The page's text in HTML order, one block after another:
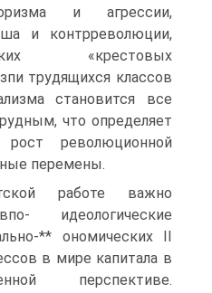
и агрессии,
и контрреволюции,
«крестовых
трудящихся классов
становится все
что определяет
революционной
перемены.
работе важно
идеологические
** ономических II
в мире капитала в
перспективе.